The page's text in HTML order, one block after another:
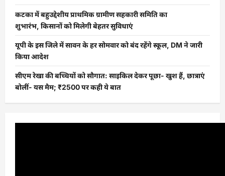
कटका में बहुउद्देशीय प्राथमिक ग्रामीण सहकारी समिति का
शुभारंभ, किसानों को मिलेगी बेहतर सुविधाएं
यूपी के इस जिले में सावन के हर सोमवार को बंद रहेंगे स्कूल, DM ने जारी
किया आदेश
सीएम रेखा की बच्चियों को सौगात: साइकिल देकर पूछा- खुश हैं, छात्राएं
बोलीं- यस मैम; ₹2500 पर कही ये बात